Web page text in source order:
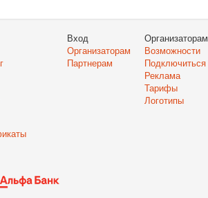
Вход
Организаторам
Партнерам
Организаторам
Возможности
Подключиться
Реклама
Тарифы
Логотипы